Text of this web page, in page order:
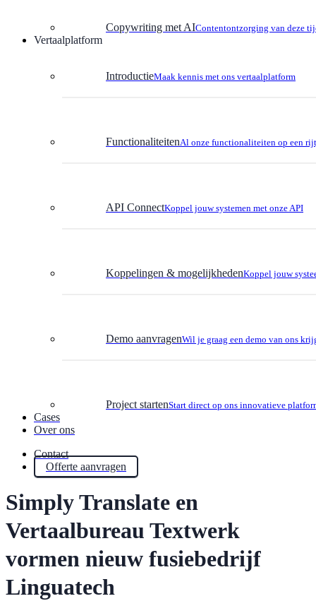
Copywriting met AIContentontzorging van deze
Vertaalplatform
IntroductieMaak kennis met ons vertaalplatform
FunctionaliteitenAl onze functionaliteiten op een
API ConnectKoppel jouw systemen met onze API
Koppelingen & mogelijkhedenKoppel jouw
Demo aanvragenWil je graag een demo van ons
Project startenStart direct op ons innovatieve
Cases
Over ons
Contact
Offerte aanvragen
Simply Translate en
Vertaalbureau Textwerk
vormen nieuw fusiebedrijf
Linguatech